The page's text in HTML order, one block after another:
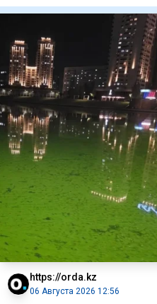
https://orda.kz
06 Августа 2026 12:56